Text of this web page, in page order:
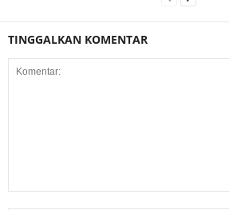
TINGGALKAN KOMENTAR